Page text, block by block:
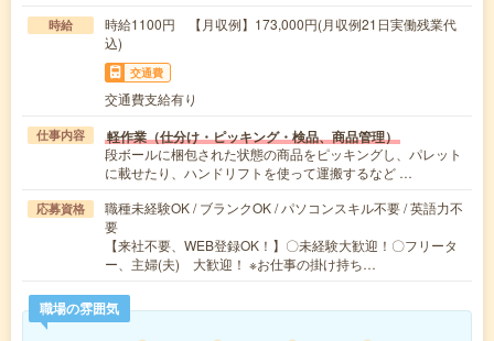
時給
時給1100円 【月収例】173,000円(月収例21日実働残業代
込)
交通費
交通費支給有り
仕事内容 軽作業（仕分け・ピッキング・検品、商品管理）
段ボールに梱包された状態の商品をピッキングし、パレット
に載せたり、ハンドリフトを使って運搬するなど …
応募資格
職種未経験OK / ブランクOK / パソコンスキル不要 / 英語力不
要
【来社不要、WEB登録OK！】〇未経験大歓迎！〇フリータ
ー、主婦(夫) 大歓迎！ ※お仕事の掛け持ち…
職場の雰囲気